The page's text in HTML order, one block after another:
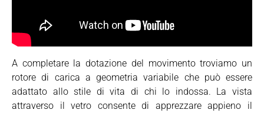
A completare la dotazione del movimento troviamo un
rotore di carica a geometria variabile che può essere
adattato allo stile di vita di chi lo indossa. La vista
attraverso il vetro consente di apprezzare appieno il